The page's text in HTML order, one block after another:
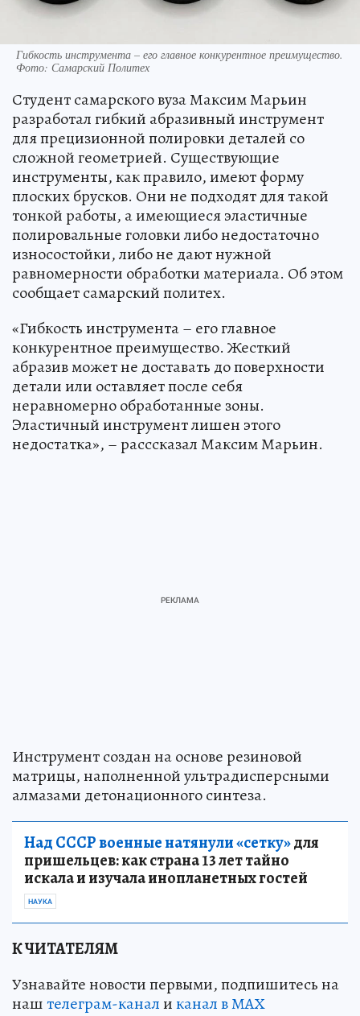
Гибкость инструмента – его главное конкурентное преимущество.
Фото: Самарский Политех
Студент самарского вуза Максим Марьин
разработал гибкий абразивный инструмент
для прецизионной полировки деталей со
сложной геометрией. Существующие
инструменты, как правило, имеют форму
плоских брусков. Они не подходят для такой
тонкой работы, а имеющиеся эластичные
полировальные головки либо недостаточно
износостойки, либо не дают нужной
равномерности обработки материала. Об этом
сообщает самарский политех.
«Гибкость инструмента – его главное
конкурентное преимущество. Жесткий
абразив может не доставать до поверхности
детали или оставляет после себя
неравномерно обработанные зоны.
Эластичный инструмент лишен этого
недостатка», – расссказал Максим Марьин.
Инструмент создан на основе резиновой
матрицы, наполненной ультрадисперсными
алмазами детонационного синтеза.
Над СССР военные натянули «сетку»для
пришельцев: как страна 13 лет тайно
искала и изучала инопланетных гостей
НАУКА
К ЧИТАТЕЛЯМ
Узнавайте новости первыми, подпишитесь на
наштелеграм-каналиканал в МАХ